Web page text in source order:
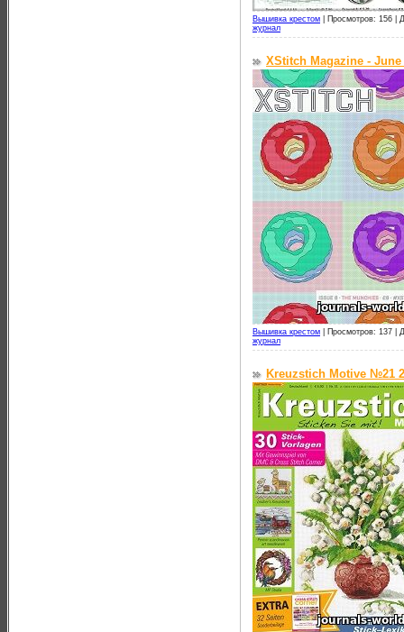
Вышивка крестом Просмотров: 156 |
журнал
XStitch Magazine - June
Вышивка крестом Просмотров: 137 |
журнал
Kreuzstich Motive №21